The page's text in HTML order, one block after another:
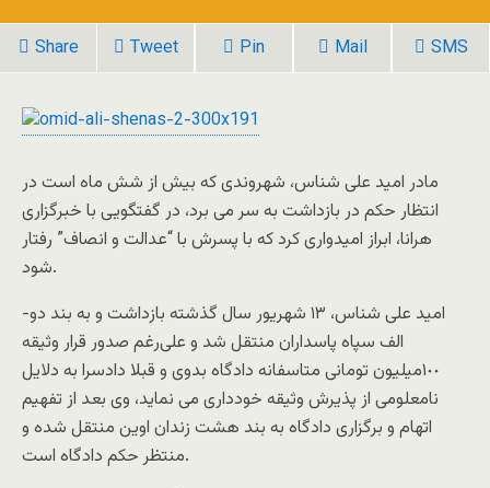
Share Tweet Pin Mail SMS
مادر امید على شناس، شهروندی که بیش از شش ماه است در
انتظار حکم در بازداشت به سر مى برد، در گفتگویى با خبرگزارى
هرانا، ابراز امیدوارى کرد که با پسرش با “عدالت و انصاف” رفتار
شود.
امید على شناس، ١٣ شهریور سال گذشته بازداشت و به بند دو-
الف سپاه پاسداران منتقل شد و علی‌‌رغم صدور قرار وثیقه
١٠٠میلیون تومانی متاسفانه دادگاه بدوی و قبلا دادسرا به دلایل
نامعلومی از پذیرش وثیقه خودداری می نماید، وى بعد از تفهیم
اتهام و برگزارى دادگاه به بند هشت زندان اوین منتقل شده و
منتظر حکم دادگاه است.